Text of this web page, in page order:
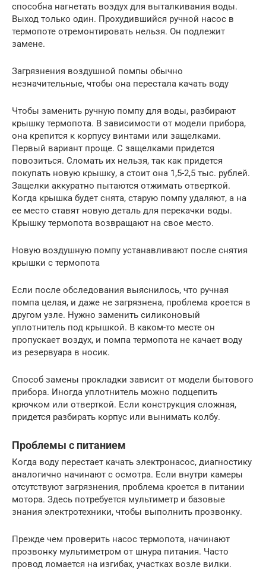
способна нагнетать воздух для выталкивания воды.
Выход только один. Прохудившийся ручной насос в
термопоте отремонтировать нельзя. Он подлежит
замене.
Загрязнения воздушной помпы обычно
незначительные, чтобы она перестала качать воду
Чтобы заменить ручную помпу для воды, разбирают
крышку термопота. В зависимости от модели прибора,
она крепится к корпусу винтами или защелками.
Первый вариант проще. С защелками придется
повозиться. Сломать их нельзя, так как придется
покупать новую крышку, а стоит она 1,5-2,5 тыс. рублей.
Защелки аккуратно пытаются отжимать отверткой.
Когда крышка будет снята, старую помпу удаляют, а на
ее место ставят новую деталь для перекачки воды.
Крышку термопота возвращают на свое место.
Новую воздушную помпу устанавливают после снятия
крышки с термопота
Если после обследования выяснилось, что ручная
помпа целая, и даже не загрязнена, проблема кроется в
другом узле. Нужно заменить силиконовый
уплотнитель под крышкой. В каком-то месте он
пропускает воздух, и помпа термопота не качает воду
из резервуара в носик.
Способ замены прокладки зависит от модели бытового
прибора. Иногда уплотнитель можно подцепить
крючком или отверткой. Если конструкция сложная,
придется разбирать корпус или вынимать колбу.
Проблемы с питанием
Когда воду перестает качать электронасос, диагностику
аналогично начинают с осмотра. Если внутри камеры
отсутствуют загрязнения, проблема кроется в питании
мотора. Здесь потребуется мультиметр и базовые
знания электротехники, чтобы выполнить прозвонку.
Прежде чем проверить насос термопота, начинают
прозвонку мультиметром от шнура питания. Часто
провод ломается на изгибах, участках возле вилки.